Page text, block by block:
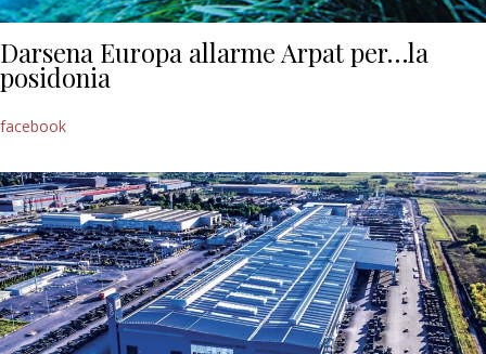
Darsena Europa allarme Arpat per…la
posidonia
facebook